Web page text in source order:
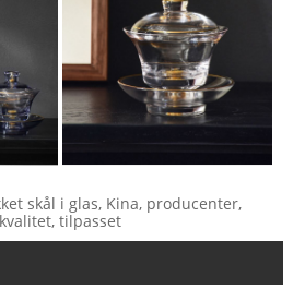
skål i glas, Kina, producenter,
tilpasset